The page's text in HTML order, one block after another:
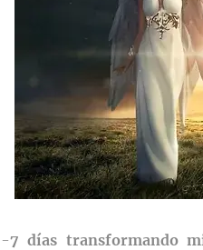
-7 días transformando